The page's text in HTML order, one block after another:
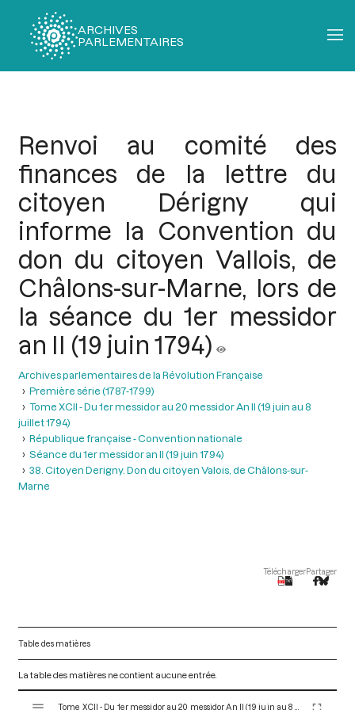
ARCHIVES
PARLEMENTAIRES
Renvoi au comité des
finances de la lettre du
citoyen Dérigny qui
informe la Convention du
don du citoyen Vallois, de
Châlons-sur-Marne, lors de
la séance du 1er messidor
an II (19 juin 1794)
Archives parlementaires de la Révolution Française
Première série (1787-1799)
Tome XCII - Du 1er messidor au 20 messidor An II (19 juin au 8
juillet 1794)
République française - Convention nationale
Séance du 1er messidor an II (19 juin 1794)
38. Citoyen Derigny. Don du citoyen Valois, de Châlons-sur-
Marne
TéléchargerPartager
Table des matières
La table des matières ne contient aucune entrée.